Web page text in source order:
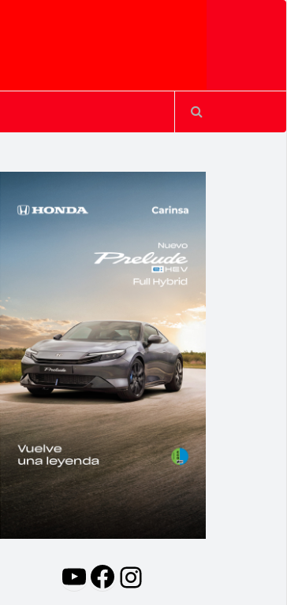
YouTube
Facebook
Instagram